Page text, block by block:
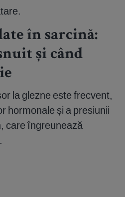
în sarcină:
și când
la glezne este frecvent,
hormonale și a presiunii
care îngreunează